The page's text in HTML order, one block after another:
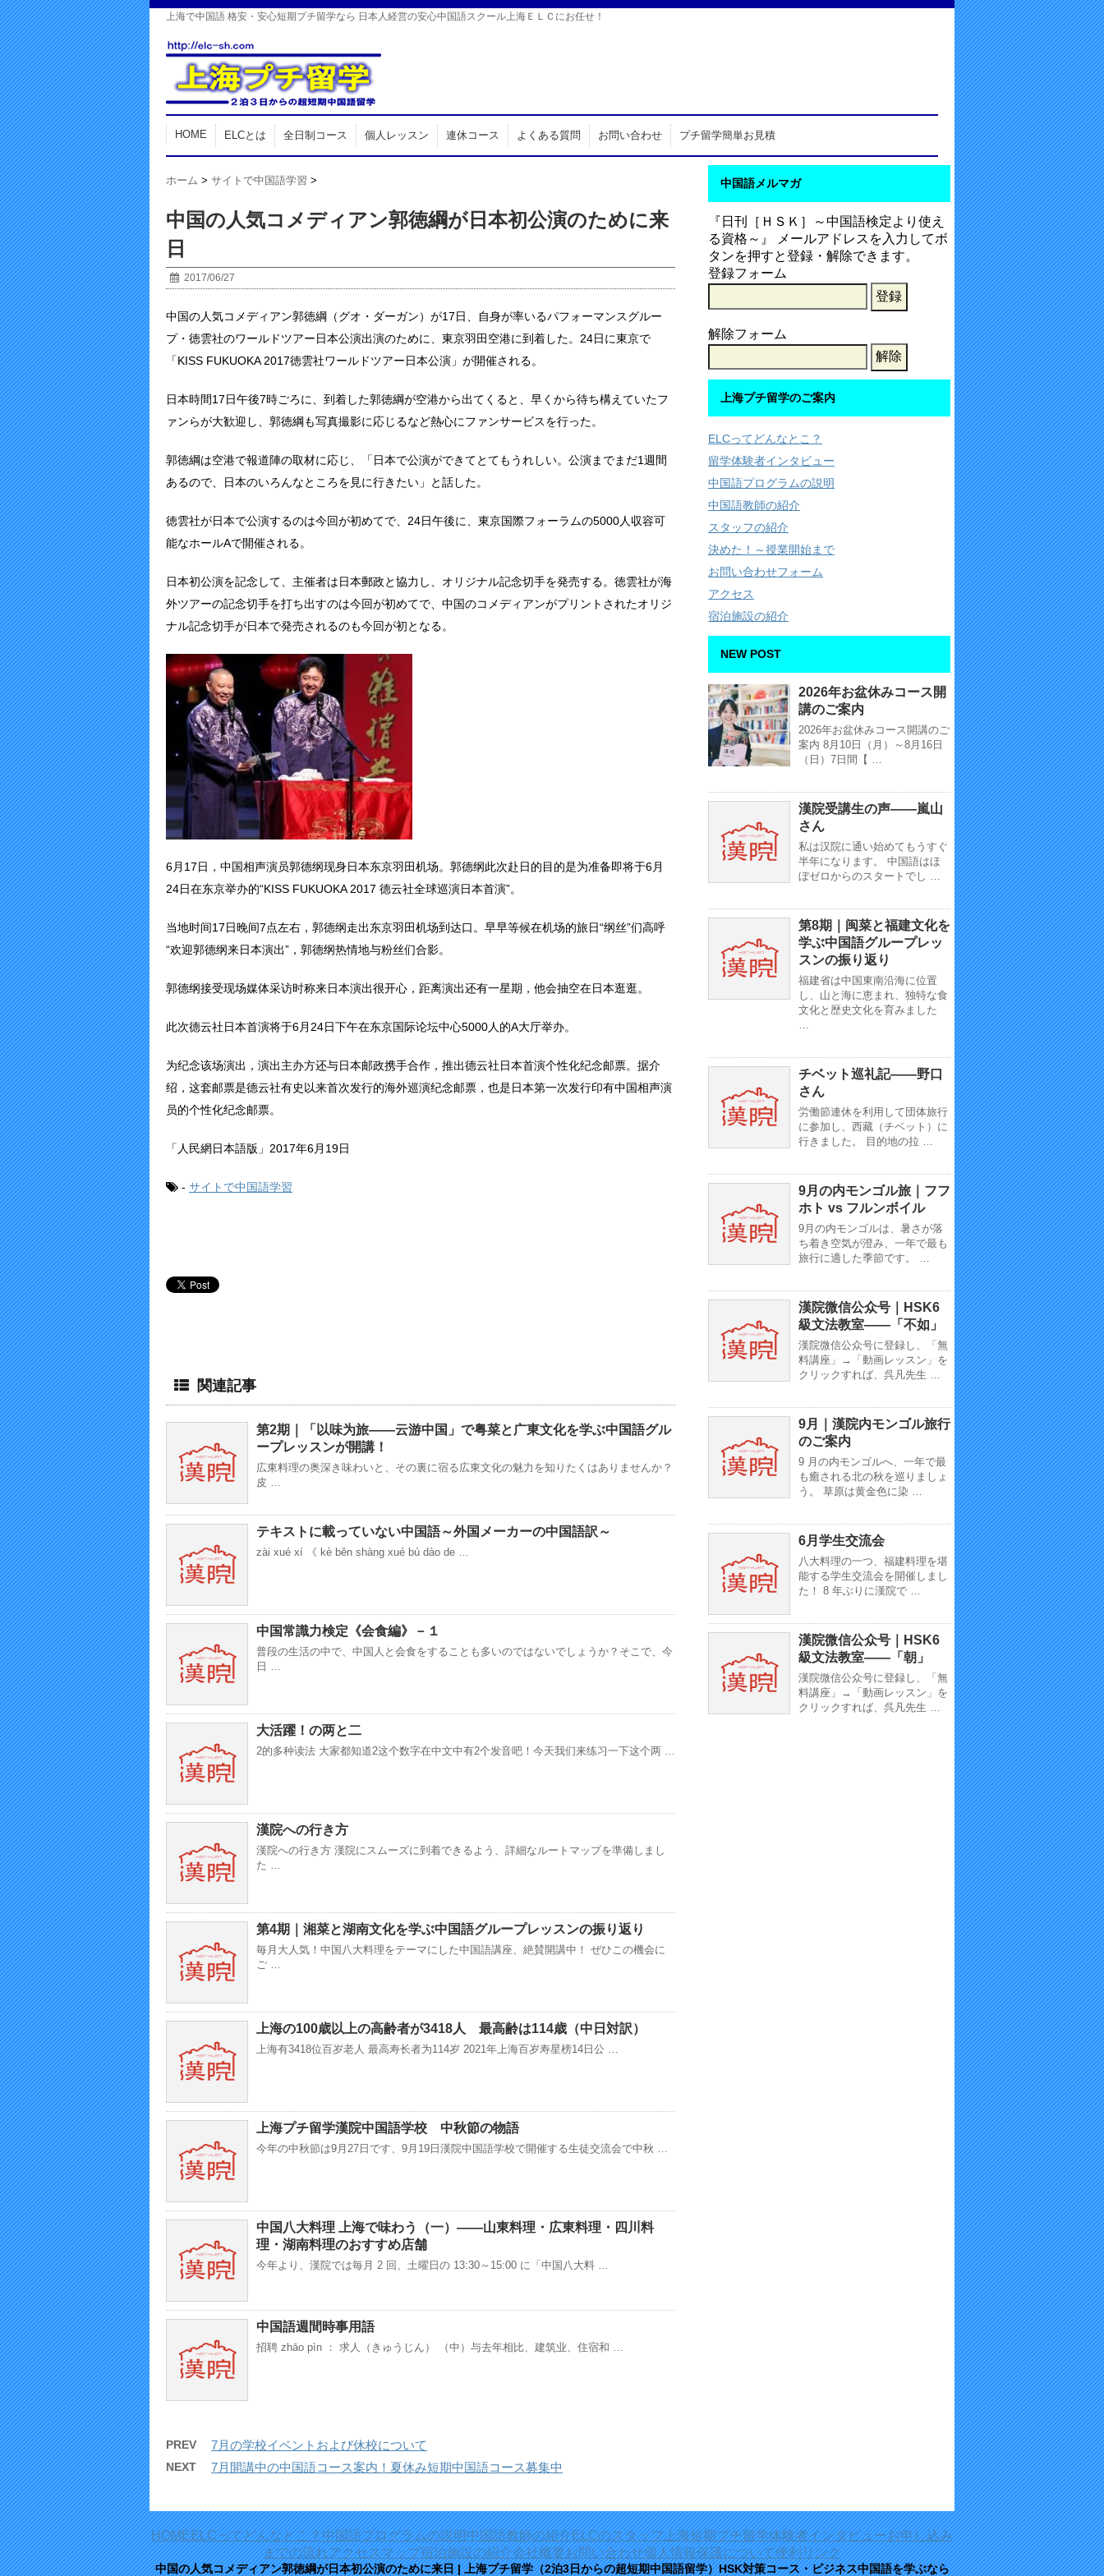
上海で中国語 格安・安心短期プチ留学なら 日本人経営の安心中国語スクール上海ＥＬＣにお任せ！
HOME ELCとは 全日制コース 個人レッスン 連休コース よくある質問 お問い合わせ プチ留学簡単お見積
ホーム > サイトで中国語学習 >
中国の人気コメディアン郭徳綱が日本初公演のために来
日
2017/06/27
中国の人気コメディアン郭徳綱（グオ・ダーガン）が17日、自身が率いるパフォーマンスグルー
プ・徳雲社のワールドツアー日本公演出演のために、東京羽田空港に到着した。24日に東京で
「KISS FUKUOKA 2017徳雲社ワールドツアー日本公演」が開催される。
日本時間17日午後7時ごろに、到着した郭徳綱が空港から出てくると、早くから待ち構えていたフ
ァンらが大歓迎し、郭徳綱も写真撮影に応じるなど熱心にファンサービスを行った。
郭徳綱は空港で報道陣の取材に応じ、「日本で公演ができてとてもうれしい。公演までまだ1週間
あるので、日本のいろんなところを見に行きたい」と話した。
徳雲社が日本で公演するのは今回が初めてで、24日午後に、東京国際フォーラムの5000人収容可
能なホールAで開催される。
日本初公演を記念して、主催者は日本郵政と協力し、オリジナル記念切手を発売する。徳雲社が海
外ツアーの記念切手を打ち出すのは今回が初めてで、中国のコメディアンがプリントされたオリジ
ナル記念切手が日本で発売されるのも今回が初となる。
6月17日，中国相声演员郭德纲现身日本东京羽田机场。郭德纲此次赴日的目的是为准备即将于6月
24日在东京举办的“KISS FUKUOKA 2017 德云社全球巡演日本首演”。
当地时间17日晚间7点左右，郭德纲走出东京羽田机场到达口。早早等候在机场的旅日“纲丝”们高呼
“欢迎郭德纲来日本演出”，郭德纲热情地与粉丝们合影。
郭德纲接受现场媒体采访时称来日本演出很开心，距离演出还有一星期，他会抽空在日本逛逛。
此次德云社日本首演将于6月24日下午在东京国际论坛中心5000人的A大厅举办。
为纪念该场演出，演出主办方还与日本邮政携手合作，推出德云社日本首演个性化纪念邮票。据介
绍，这套邮票是德云社有史以来首次发行的海外巡演纪念邮票，也是日本第一次发行印有中国相声演
员的个性化纪念邮票。
「人民網日本語版」2017年6月19日
- サイトで中国語学習
関連記事
第2期｜「以味为旅——云游中国」で粤菜と广東文化を学ぶ中国語グル
ープレッスンが開講！
広東料理の奥深き味わいと、その裏に宿る広東文化の魅力を知りたくはありませんか？
皮 …
テキストに載っていない中国語～外国メーカーの中国語訳～
zài xué xí 《 kè běn shànɡ xué bú dào de …
中国常識力検定《会食編》－１
普段の生活の中で、中国人と会食をすることも多いのではないでしょうか？そこで、今
日 …
大活躍！の两と二
2的多种读法 大家都知道2这个数字在中文中有2个发音吧！今天我们来练习一下这个两 …
漢院への行き方
漢院への行き方 漢院にスムーズに到着できるよう、詳細なルートマップを準備しまし
た …
第4期｜湘菜と湖南文化を学ぶ中国語グループレッスンの振り返り
毎月大人気！中国八大料理をテーマにした中国語講座、絶賛開講中！ ぜひこの機会に
ご …
上海の100歳以上の高齢者が3418人 最高齢は114歳（中日対訳）
上海有3418位百岁老人 最高寿长者为114岁 2021年上海百岁寿星榜14日公 …
上海プチ留学漢院中国語学校 中秋節の物語
今年の中秋節は9月27日です、9月19日漢院中国語学校で開催する生徒交流会で中秋 …
中国八大料理 上海で味わう（一）——山東料理・広東料理・四川料
理・湖南料理のおすすめ店舗
今年より、漢院では毎月 2 回、土曜日の 13:30～15:00 に「中国八大料 …
中国語週間時事用語
招聘 zhāo pìn ： 求人（きゅうじん） （中）与去年相比、建筑业、住宿和 …
PREV 7月の学校イベントおよび休校について
NEXT 7月開講中の中国語コース案内！夏休み短期中国語コース募集中
中国語メルマガ
『日刊［ＨＳＫ］～中国語検定より使え
る資格～』 メールアドレスを入力してボ
タンを押すと登録・解除できます。
登録フォーム
解除フォーム
上海プチ留学のご案内
ELCってどんなとこ？
留学体験者インタビュー
中国語プログラムの説明
中国語教師の紹介
スタッフの紹介
決めた！～授業開始まで
お問い合わせフォーム
アクセス
宿泊施設の紹介
NEW POST
2026年お盆休みコース開
講のご案内
2026年お盆休みコース開講のご
案内 8月10日（月）～8月16日
（日）7日間【 …
漢院受講生の声——嵐山
さん
私は汉院に通い始めてもうすぐ
半年になります。 中国語はほ
ぼゼロからのスタートでし …
第8期｜闽菜と福建文化を
学ぶ中国語グループレッ
スンの振り返り
福建省は中国東南沿海に位置
し、山と海に恵まれ、独特な食
文化と歴史文化を育みました
…
チベット巡礼記——野口
さん
労働節連休を利用して団体旅行
に参加し、西藏（チベット）に
行きました。 目的地の拉 …
9月の内モンゴル旅｜フフ
ホト vs フルンボイル
9月の内モンゴルは、暑さが落
ち着き空気が澄み、一年で最も
旅行に適した季節です。 …
漢院微信公众号｜HSK6
級文法教室——「不如」
漢院微信公众号に登録し、「無
料講座」→「動画レッスン」を
クリックすれば、呉凡先生 …
9月｜漢院内モンゴル旅行
のご案内
9 月の内モンゴルへ、一年で最
も癒される北の秋を巡りましょ
う。 草原は黄金色に染 …
6月学生交流会
八大料理の一つ、福建料理を堪
能する学生交流会を開催しまし
た！ 8 年ぶりに漢院で …
漢院微信公众号｜HSK6
級文法教室——「朝」
漢院微信公众号に登録し、「無
料講座」→「動画レッスン」を
クリックすれば、呉凡先生 …
HOMEELCってどんなとこ？中国語プログラムの説明中国語教師の紹介ELCのスタッフ上海短期プチ留学体験者インタビューお申し込み
までの流れアクセスマップ宿泊施設の紹介会社概要お問い合わせ個人情報保護について便利リンク
中国の人気コメディアン郭徳綱が日本初公演のために来日 | 上海プチ留学（2泊3日からの超短期中国語留学）HSK対策コース・ビジネス中国語を学ぶなら